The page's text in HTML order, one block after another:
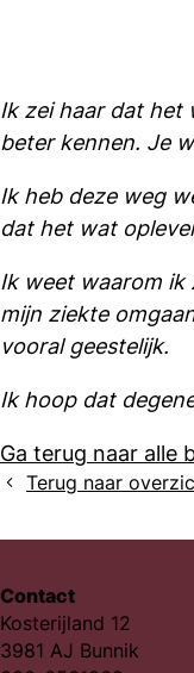
Ik zei haar dat het
beter kennen. Je
Ik heb deze weg
dat het wat
Ik weet waarom ik
mijn ziekte
vooral geestelijk.
Ik hoop dat
Ga terug naar alle
Terug naar
Contact
Kosterijland 12
3981 AJ Bunnik